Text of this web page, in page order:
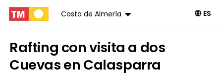
Costa de Almería ES
Rafting con visita a dos
Cuevas en Calasparra